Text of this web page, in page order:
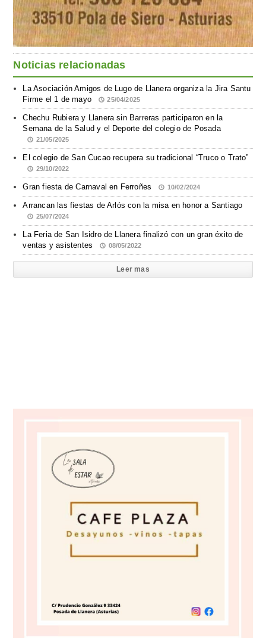
Noticias relacionadas
La Asociación Amigos de Lugo de Llanera organiza la Jira Santu
Firme el 1 de mayo
25/04/2025
Chechu Rubiera y Llanera sin Barreras participaron en la
Semana de la Salud y el Deporte del colegio de Posada
21/05/2025
El colegio de San Cucao recupera su tradicional “Truco o Trato”
29/10/2022
Gran fiesta de Carnaval en Ferroñes 10/02/2024
Arrancan las fiestas de Arlós con la misa en honor a Santiago
25/07/2024
La Feria de San Isidro de Llanera finalizó con un gran éxito de
ventas y asistentes
08/05/2022
Leer mas